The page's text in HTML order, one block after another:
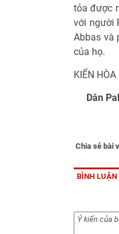
tỏa được
với người
Abbas và
của họ.
KIẾN
Dân
Chia sẻ bài
BÌNH LUẬN